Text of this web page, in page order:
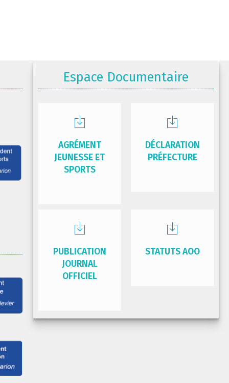
Espace Documentaire
AGRÉMENT
JEUNESSE ET
SPORTS
DÉCLARATION
PRÉFECTURE
PUBLICATION
JOURNAL
OFFICIEL
STATUTS AOO